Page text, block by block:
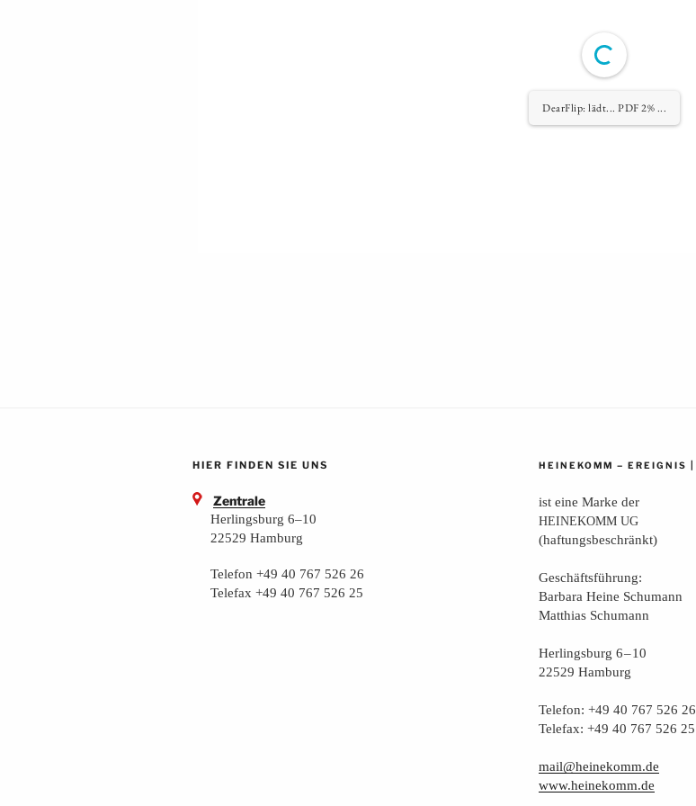
DearFlip: lädt... PDF 2% ...
HIER FINDEN SIE UNS
Zentrale
Herlingsburg 6–10
22529 Hamburg
Telefon +49 40 767 526 26
Telefax +49 40 767 526 25
HEINEKOMM – EREIGNIS |
ist eine Mar­ke der
HEINEKOMM UG
(haf­tungs­be­schränkt)
Geschäfts­füh­rung:
Bar­ba­ra Hei­ne Schumann
Mat­thi­as Schumann
Her­lings­burg 6 – 10
22529 Hamburg
Tele­fon: +49 40 767 526 26
Tele­fax: +49 40 767 526 25
mail@heinekomm.de
www.heinekomm.de